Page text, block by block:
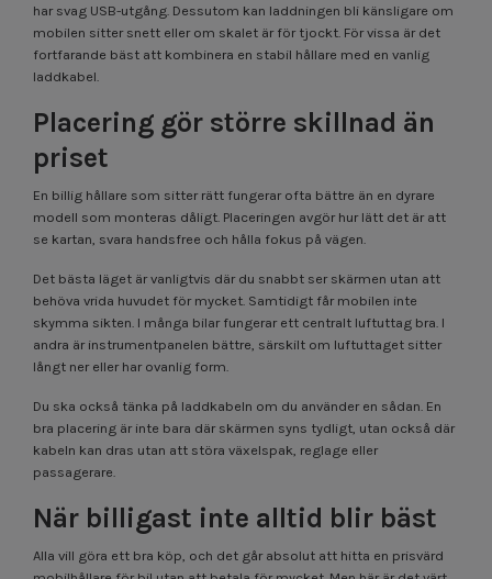
har svag USB-utgång. Dessutom kan laddningen bli känsligare om
mobilen sitter snett eller om skalet är för tjockt. För vissa är det
fortfarande bäst att kombinera en stabil hållare med en vanlig
laddkabel.
Placering gör större skillnad än
priset
En billig hållare som sitter rätt fungerar ofta bättre än en dyrare
modell som monteras dåligt. Placeringen avgör hur lätt det är att
se kartan, svara handsfree och hålla fokus på vägen.
Det bästa läget är vanligtvis där du snabbt ser skärmen utan att
behöva vrida huvudet för mycket. Samtidigt får mobilen inte
skymma sikten. I många bilar fungerar ett centralt luftuttag bra. I
andra är instrumentpanelen bättre, särskilt om luftuttaget sitter
långt ner eller har ovanlig form.
Du ska också tänka på laddkabeln om du använder en sådan. En
bra placering är inte bara där skärmen syns tydligt, utan också där
kabeln kan dras utan att störa växelspak, reglage eller
passagerare.
När billigast inte alltid blir bäst
Alla vill göra ett bra köp, och det går absolut att hitta en prisvärd